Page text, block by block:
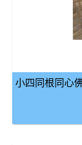
小四同根同心